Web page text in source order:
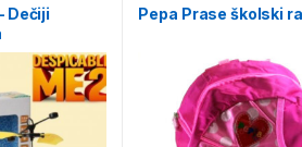
Dečiji
IR sistemom
Školski pribor i školske
Torbe i Rančevi za školu i
Pepa Prase školski